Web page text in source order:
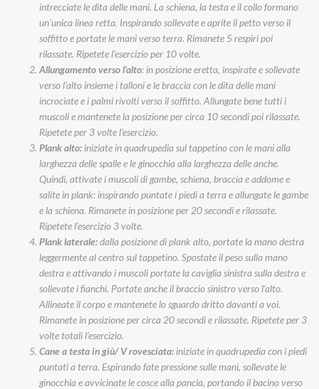
intrecciate le dita delle mani. La schiena, la testa e il collo formano
un’unica linea retta. Inspirando sollevate e aprite il petto verso il
soffitto e portate le mani verso terra. Rimanete 5 respiri poi
rilassate. Ripetete l’esercizio per 10 volte.
Allungamento verso l’alto: in posizione eretta, inspirate e sollevate
verso l’alto insieme i talloni e le braccia con le dita delle mani
incrociate e i palmi rivolti verso il soffitto. Allungate bene tutti i
muscoli e mantenete la posizione per circa 10 secondi poi rilassate.
Ripetete per 3 volte l’esercizio.
Plank alto: iniziate in quadrupedia sul tappetino con le mani alla
larghezza delle spalle e le ginocchia alla larghezza delle anche.
Quindi, attivate i muscoli di gambe, schiena, braccia e addome e
salite in plank: inspirando puntate i piedi a terra e allungate le gambe
e la schiena. Rimanete in posizione per 20 secondi e rilassate.
Ripetete l’esercizio 3 volte.
Plank laterale:dalla posizione di plank alto, portate la mano destra
leggermente al centro sul tappetino. Spostate il peso sulla mano
destra e attivando i muscoli portate la caviglia sinistra sulla destra e
sollevate i fianchi. Portate anche il braccio sinistro verso l’alto.
Allineate il corpo e mantenete lo sguardo dritto davanti a voi.
Rimanete in posizione per circa 20 secondi e rilassate. Ripetete per 3
volte totali l’esercizio.
Cane a testa in giù/ V rovesciata: iniziate in quadrupedia con i piedi
puntati a terra. Espirando fate pressione sulle mani, sollevate le
ginocchia e avvicinate le cosce alla pancia, portando il bacino verso